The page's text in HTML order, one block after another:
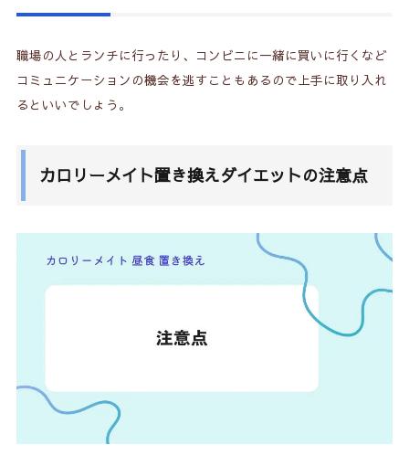
職場の人とランチに行ったり、コンビニに一緒に買いに行くなど
コミュニケーションの機会を逃すこともあるので上手に取り入れ
るといいでしょう。
カロリーメイト置き換えダイエットの注意点